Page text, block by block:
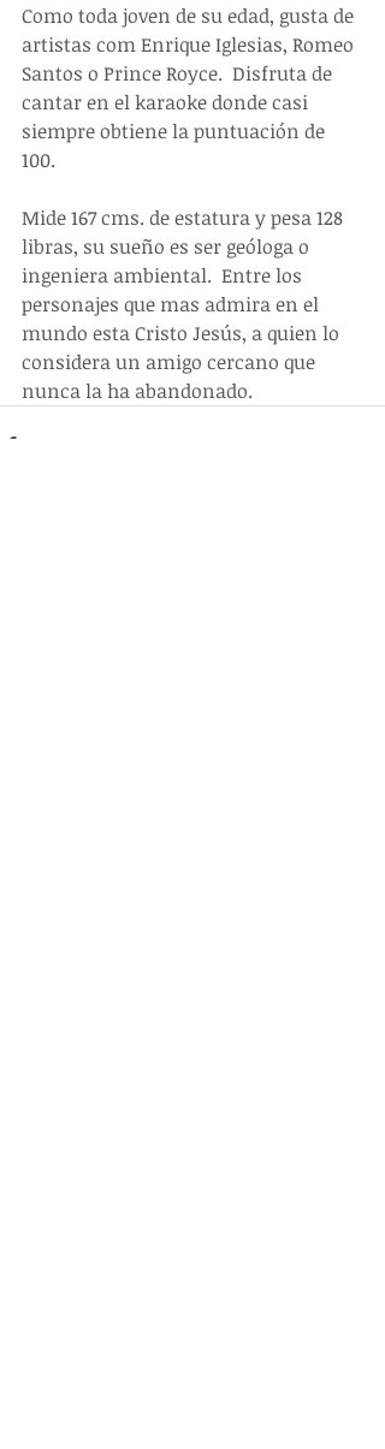
Como toda joven de su edad, gusta de
artistas com Enrique Iglesias, Romeo
Santos o Prince Royce.  Disfruta de
cantar en el karaoke donde casi
siempre obtiene la puntuación de
100.
Mide 167 cms. de estatura y pesa 128
libras, su sueño es ser geóloga o
ingeniera ambiental.  Entre los
personajes que mas admira en el
mundo esta Cristo Jesús, a quien lo
considera un amigo cercano que
nunca la ha abandonado.